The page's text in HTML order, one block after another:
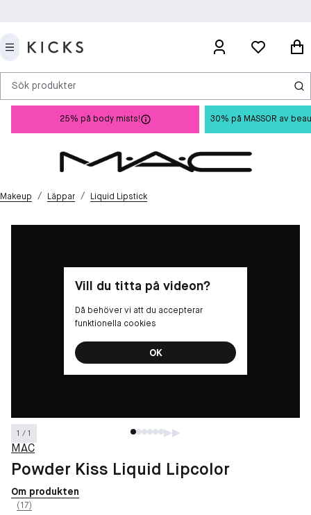
Sök produkter
25% på body mists! 30% på MASSOR av
Makeup / Läppar / Liquid Lipstick
1 / 1
Vill du titta på videon?
Då behöver vi att du accepterar
funktionella cookies
OK
MAC
Powder Kiss Liquid Lipcolor
Om produkten
(17)